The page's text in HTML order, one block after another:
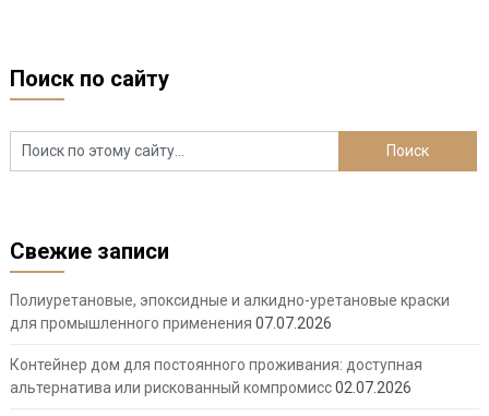
Поиск по сайту
Свежие записи
Полиуретановые, эпоксидные и алкидно-уретановые краски
для промышленного применения 07.07.2026
Контейнер дом для постоянного проживания: доступная
альтернатива или рискованный компромисс02.07.2026